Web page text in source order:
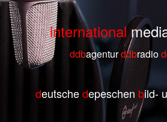
international
ddbagenturddbradio
deutschedepeschen bild-